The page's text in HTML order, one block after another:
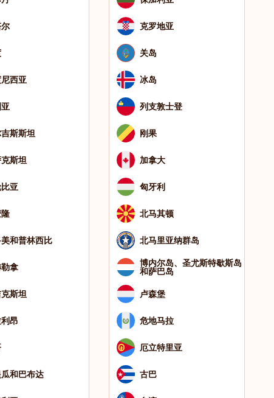
西亚
斯斯坦
斯坦
亚
和普林西比
拿
斯坦
昂
和巴布达
克罗地亚
关岛
冰岛
列支敦士登
刚果
加拿大
匈牙利
北马其顿
北马里亚纳群岛
博内尔岛、圣尤斯特歇斯岛
和萨巴岛
卢森堡
危地马拉
厄立特里亚
古巴